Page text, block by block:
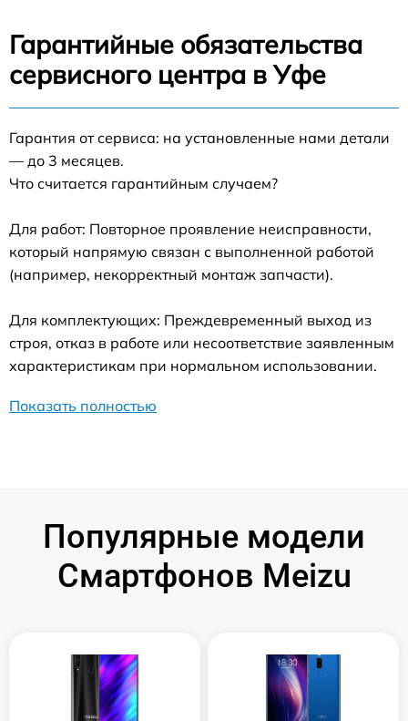
Гарантийные обязательства
сервисного центра в Уфе
Гарантия от сервиса: на установленные нами детали
— до 3 месяцев.
Что считается гарантийным случаем?
Для работ: Повторное проявление неисправности,
который напрямую связан с выполненной работой
(например, некорректный монтаж запчасти).
Для комплектующих: Преждевременный выход из
строя, отказ в работе или несоответствие заявленным
характеристикам при нормальном использовании.
Показать полностью
Популярные модели
Смартфонов Meizu